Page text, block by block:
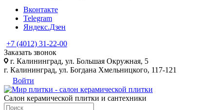
Вконтакте
Telegram
Яндекс.Дзен
+7 (4012) 31-22-00
Заказать звонок
г. Калининград, ул. Большая Окружная, 5
г. Калининград, ул. Богдана Хмельницкого, 117-121
Войти
Салон керамической плитки и сантехники